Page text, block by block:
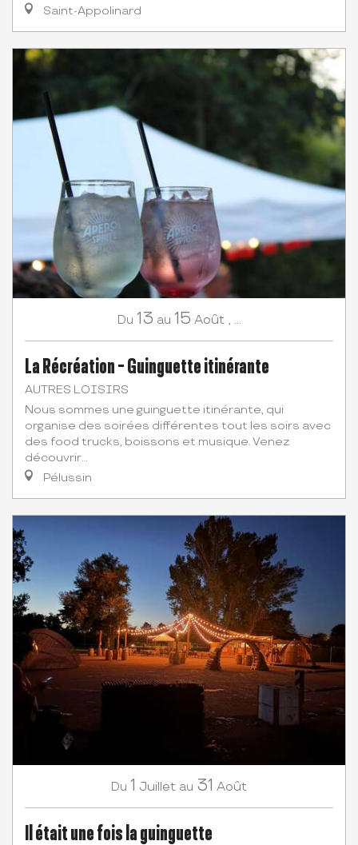
Saint-Appolinard
Du 13 au 15 Août, ...
La Récréation - Guinguette itinérante
AUTRES LOISIRS
Nous sommes une guinguette itinérante, qui
organise des soirées différentes tout les soirs avec
des food trucks, boissons et musique. Venez
découvrir...
Pélussin
Du 1 Juillet au 31 Août
Il était une fois la guinguette